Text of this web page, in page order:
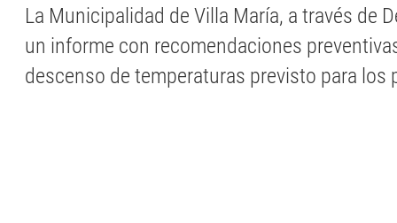
La Municipalidad de Villa María, a través de
un informe con recomendaciones
descenso de temperaturas previsto para los